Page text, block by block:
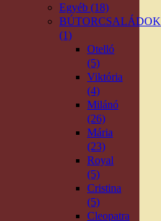
Egyéb (18)
BÚTORCSALÁDOK
(1)
Otelló
(5)
Viktória
(4)
Milánó
(26)
Mária
(23)
Royal
(5)
Cristina
(5)
Cleopatra